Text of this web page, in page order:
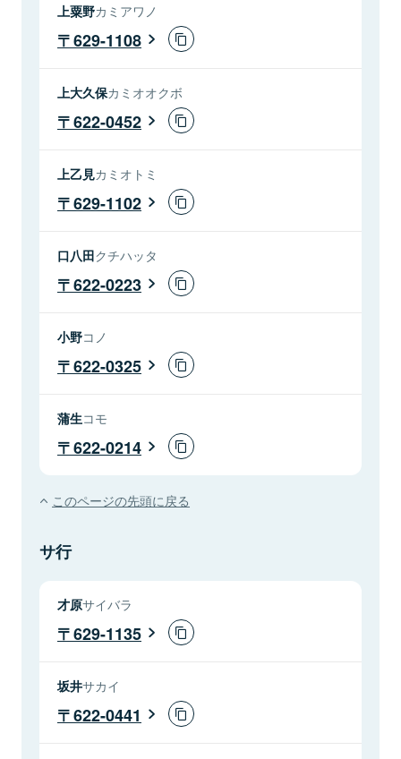
上粟野カミアワノ
629-1108
上大久保カミオオクボ
622-0452
上乙見カミオトミ
629-1102
口八田クチハッタ
622-0223
小野コノ
622-0325
蒲生コモ
622-0214
このページの先頭に戻る
サ行
才原サイバラ
629-1135
坂井サカイ
622-0441